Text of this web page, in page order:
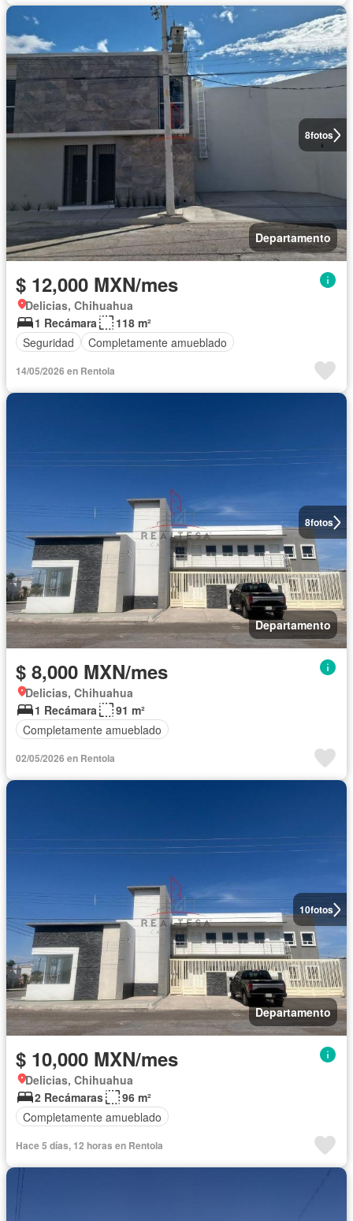
8fotos
Departamento
$ 12,000 MXN/mes
Delicias, Chihuahua
1 Recámara
118 m²
Seguridad
Completamente amueblado
14/05/2026 en Rentola
8fotos
Departamento
$ 8,000 MXN/mes
Delicias, Chihuahua
1 Recámara
91 m²
Completamente amueblado
02/05/2026 en Rentola
10fotos
Departamento
$ 10,000 MXN/mes
Delicias, Chihuahua
2 Recámaras
96 m²
Completamente amueblado
Hace 5 días, 12 horas en Rentola